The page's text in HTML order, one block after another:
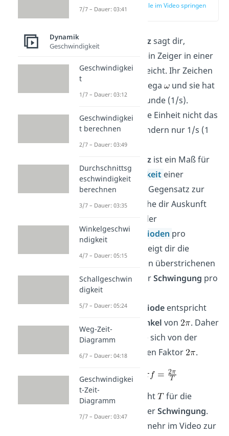
zur Stelle im Video springen
Die Kreisfrequenzsagt dir,
welchen Winkel ein Zeiger in einer
Sekunde überstreicht. Ihr Zeichen
ist das kleine Omega
und sie hat
die Einheit 1/Sekunde (1/s).
Beachte, dass ihre Einheit nicht das
Hertz (Hz) ist, sondern nur 1/s (1
pro Sekunde).
Kreisfrequenzist ein Maß für
dieGeschwindigkeit einer
Schwingung
. Im Gegensatz zur
Frequenz
, welche dir Auskunft
über die Anzahl der
Schwingungsperioden pro
Zeiteinheit gibt, zeigt dir die
den überstrichenen
Phasenwinkel
derSchwingung pro
Zeiteinheit. Eine
Schwingungsperiodeentspricht
Phasenwinkel von
. Daher
unterscheidet sie sich von der
Frequenz um einen Faktor .
In der Formel steht
für die
derSchwingung.
Dazu findest du mehr im Video zur
7/7 – Dauer: 03:41
Dynamik
Geschwindigkeit
Geschwindigkei
t
1/7 – Dauer: 03:12
Geschwindigkei
t berechnen
2/7 – Dauer: 03:49
Durchschnittsg
eschwindigkeit
berechnen
3/7 – Dauer: 03:35
Winkelgeschwi
ndigkeit
4/7 – Dauer: 05:15
Schallgeschwin
digkeit
5/7 – Dauer: 05:24
Weg-Zeit-
Diagramm
6/7 – Dauer: 04:18
Geschwindigkei
t-Zeit-
Diagramm
7/7 – Dauer: 03:47